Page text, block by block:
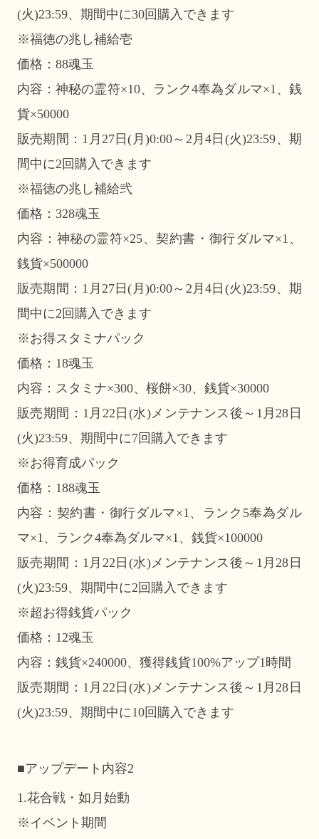
(火)23:59、期間中に30回購入できます
※福徳の兆し補給壱
価格：88魂玉
内容：神秘の霊符×10、ランク4奉為ダルマ×1、銭
貨×50000
販売期間：1月27日(月)0:00～2月4日(火)23:59、期
間中に2回購入できます
※福徳の兆し補給弐
価格：328魂玉
内容：神秘の霊符×25、契約書・御行ダルマ×1、
銭貨×500000
販売期間：1月27日(月)0:00～2月4日(火)23:59、期
間中に2回購入できます
※お得スタミナパック
価格：18魂玉
内容：スタミナ×300、桜餅×30、銭貨×30000
販売期間：1月22日(水)メンテナンス後～1月28日
(火)23:59、期間中に7回購入できます
※お得育成パック
価格：188魂玉
内容：契約書・御行ダルマ×1、ランク5奉為ダル
マ×1、ランク4奉為ダルマ×1、銭貨×100000
販売期間：1月22日(水)メンテナンス後～1月28日
(火)23:59、期間中に2回購入できます
※超お得銭貨パック
価格：12魂玉
内容：銭貨×240000、獲得銭貨100%アップ1時間
販売期間：1月22日(水)メンテナンス後～1月28日
(火)23:59、期間中に10回購入できます
■アップデート内容2
1.花合戦・如月始動
※イベント期間